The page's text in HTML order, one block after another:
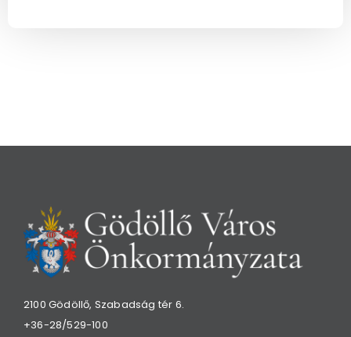
2100 Gödöllő, Szabadság tér 6.
+36-28/529-100